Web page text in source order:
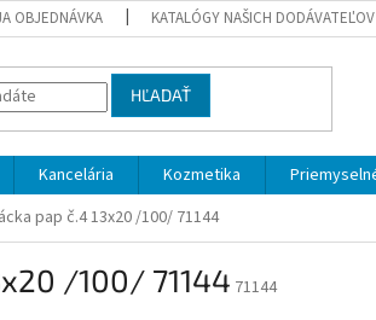
OBJEDNÁVKA KATALÓGY NAŠICH DODÁVATEĽOV
HĽADAŤ
Kancelária Kozmetika
pap č.4 13x20 /100/ 71144
/100/ 71144 71144